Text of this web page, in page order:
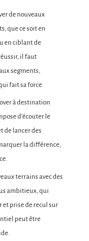
de nouveaux
que ce soit en
en ciblant de
il faut
segments,
fait sa force.
à destination
d’écouter le
de lancer des
la différence,
terrains avec des
ambitieux, qui
et prise de recul sur
peut être